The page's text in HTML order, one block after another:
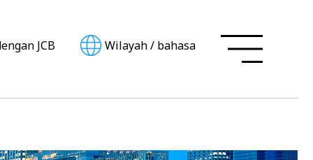
JCB Wilayah/ bahasa